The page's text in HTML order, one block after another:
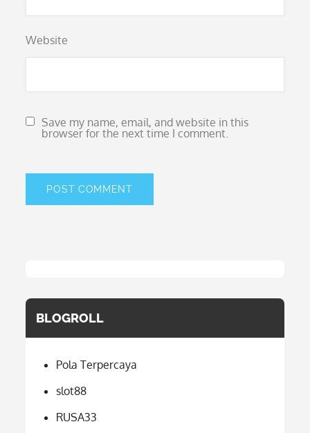
Website
Save my name, email, and website in this
browser for the next time I comment.
BLOGROLL
Pola Terpercaya
slot88
RUSA33